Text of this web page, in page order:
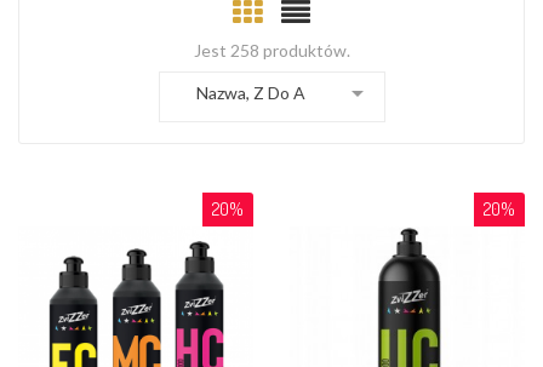
Jest 258 produktów.
Nazwa, Z Do A 
20% 20%